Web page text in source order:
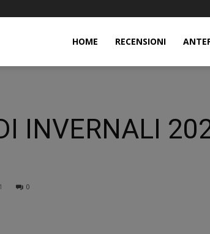
HOME RECENSIONI
INVERNALI
0